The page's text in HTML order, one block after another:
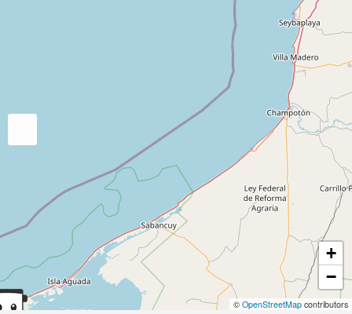
+
−
© OpenStreetMap contributors